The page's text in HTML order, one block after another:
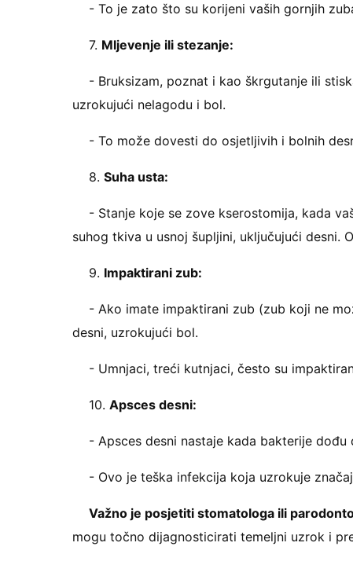
- To je zato što su korijeni vaših gornjih
7. Mljevenje ili stezanje:
- Bruksizam, poznat i kao škrgutanje ili
uzrokujući nelagodu i bol.
- To može dovesti do osjetljivih i bolnih
8. Suha usta:
- Stanje koje se zove kserostomija, kada
suhog tkiva u usnoj šupljini, uključujući desni.
9. Impaktirani zub:
- Ako imate impaktirani zub (zub koji ne
desni, uzrokujući bol.
- Umnjaci, treći kutnjaci, često su
10. Apsces desni:
- Apsces desni nastaje kada bakterije
- Ovo je teška infekcija koja uzrokuje
Važno je posjetiti stomatologa ili
mogu točno dijagnosticirati temeljni uzrok i